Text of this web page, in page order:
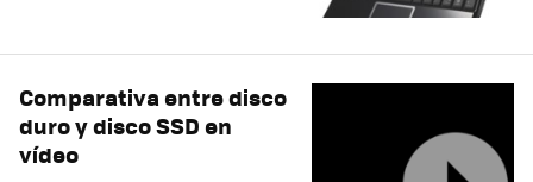
Comparativa entre disco
duro y disco SSD en
vídeo